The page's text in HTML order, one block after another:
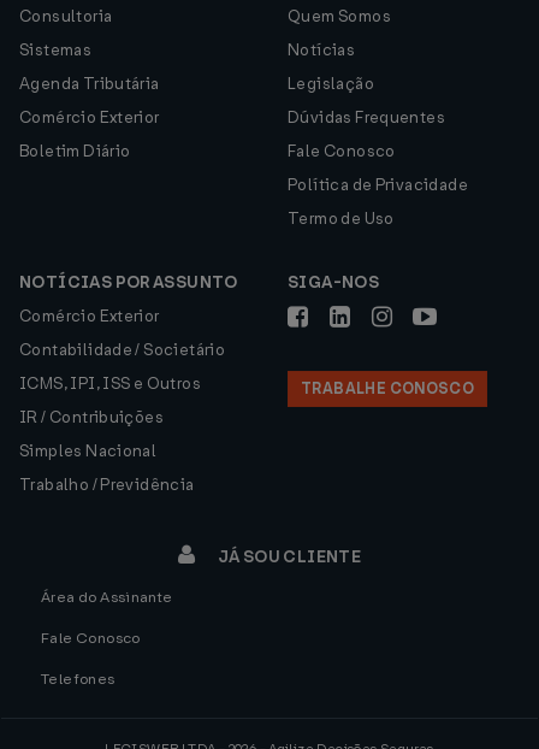
Consultoria
Sistemas
Agenda Tributária
Comércio Exterior
Boletim Diário
Quem Somos
Notícias
Legislação
Dúvidas Frequentes
Fale Conosco
Política de Privacidade
Termo de Uso
NOTÍCIAS POR ASSUNTO
Comércio Exterior
Contabilidade / Societário
ICMS, IPI, ISS e Outros
IR / Contribuições
Simples Nacional
Trabalho / Previdência
SIGA-NOS
TRABALHE CONOSCO
JÁ SOU CLIENTE
Área do Assinante
Fale Conosco
Telefones